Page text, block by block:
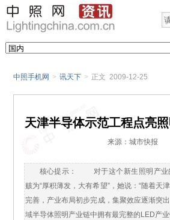
中照手机网 > 讯天下 > 正文 2009-12-25
天津半导体示范工程点亮
来源：城市快报
核心提示： 对于这个新生照明产业
赅为“厚积薄发，大有希望”，她说：“随着天
完善，产业布局初步完成，集聚效应逐渐突
域半导体照明产业链中拥有最完整的LED产